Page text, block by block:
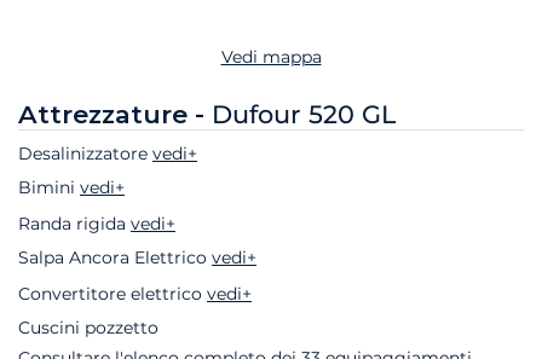
Vedi mappa
Attrezzature - Dufour 520 GL
Desalinizzatore vedi+
Bimini vedi+
Randa rigida vedi+
Salpa Ancora Elettrico vedi+
Convertitore elettrico vedi+
Cuscini pozzetto